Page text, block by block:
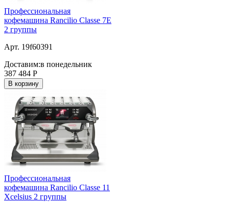
Профессиональная
кофемашина Rancilio Classe 7E
2 группы
Арт. 19f60391
Доставим:в понедельник
387 484 Р
В корзину
Профессиональная
кофемашина Rancilio Classe 11
Xcelsius 2 группы